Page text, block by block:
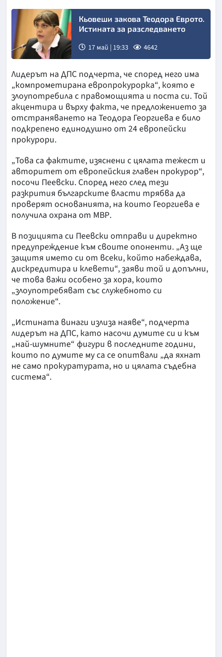
Кьовеши закова Теодора Еврото.
Истината за разследването
17 май | 19:33 4642
Лидерът на ДПС подчерта, че според него има
„компрометирана европрокурорка“, която е
злоупотребила с правомощията и поста си. Той
акцентира и върху факта, че предложението за
отстраняването на Теодора Георгиева е било
подкрепено единодушно от 24 европейски
прокурори.
„Това са фактите, изяснени с цялата тежест и
авторитет от европейския главен прокурор“,
посочи Пеевски. Според него след тези
разкрития българските власти трябва да
проверят основанията, на които Георгиева е
получила охрана от МВР.
В позицията си Пеевски отправи и директно
предупреждение към своите опоненти. „Аз ще
защитя името си от всеки, който набеждава,
дискредитира и клевети“, заяви той и допълни,
че това важи особено за хора, които
„злоупотребяват със служебното си
положение“.
„Истината винаги излиза наяве“, подчерта
лидерът на ДПС, като насочи думите си и към
„най-шумните“ фигури в последните години,
които по думите му са се опитвали „да яхнат
не само прокуратурата, но и цялата съдебна
система“.